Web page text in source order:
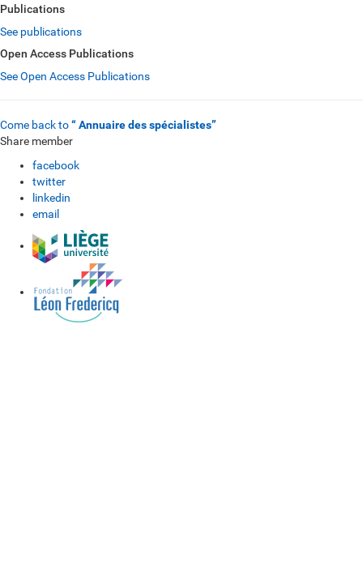
Publications
See publications
Open Access Publications
See Open Access Publications
Come back to“ Annuaire des spécialistes”
Share member
facebook
twitter
linkedin
email